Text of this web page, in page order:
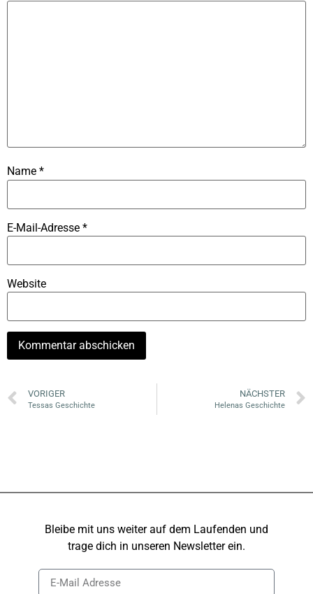
Name *
E-Mail-Adresse *
Website
VORIGER
Tessas Geschichte
NÄCHSTER
Helenas Geschichte
Bleibe mit uns weiter auf dem Laufenden und
trage dich in unseren Newsletter ein.